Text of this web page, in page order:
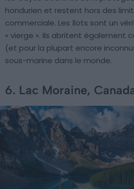
hondurien et restent hors des
commerciale. Les îlots sont un
« vierge ». Ils abritent également
(et pour la plupart encore
sous-marine dans le monde.
6. Lac Moraine,